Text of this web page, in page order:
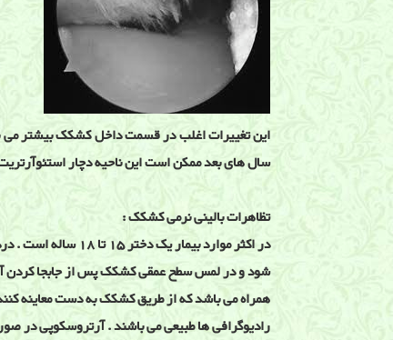
این تغییرات اغلب در قسمت داخل کشکک بیشتر می
سال های بعد ممکن است این ناحیه دچار
تظاهرات بالینی نرمی کشکک :
در اکثر موارد
شود و در لمس سطح عمقی کشکک پس از جابجا کردن
همراه می باشد که از طریق کشکک به دست معاینه
رادیوگرافی ها طبیعی می باشند . آرتروسکوپی در